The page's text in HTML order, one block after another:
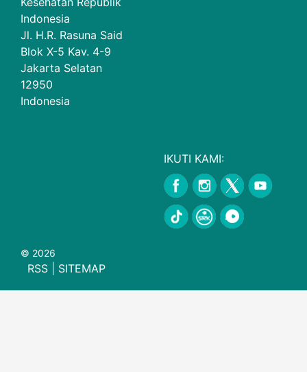
Indonesia
Jl. H.R. Rasuna Said
Blok X-5 Kav. 4-9
Jakarta Selatan
12950
Indonesia
IKUTI KAMI:
© 2026
RSS SITEMAP